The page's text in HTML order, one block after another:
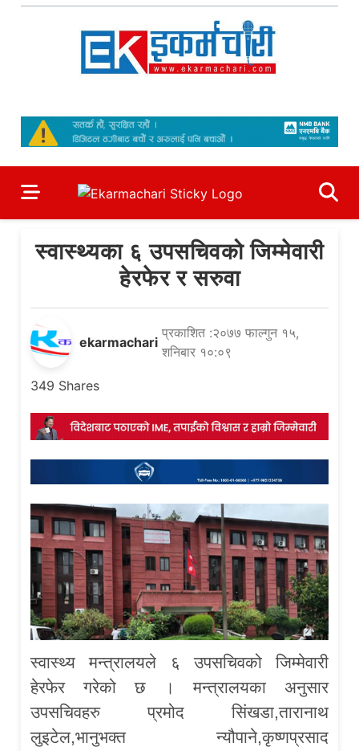
Skip
स्वास्थ्यका ६ उपसचिवको जिम्मेवारी
हेरफेर र सरुवा
ekarmachari
प्रकाशित :२०७७ फाल्गुन १५,
शनिबार १०:०९
349 Shares
स्वास्थ्य मन्त्रालयले ६ उपसचिवको जिम्मेवारी
हेरफेर गरेको छ । मन्त्रालयका अनुसार
उपसचिवहरु प्रमोद सिंखडा,तारानाथ
लुइटेल,भानुभक्त न्यौपाने,कृष्णप्रसाद